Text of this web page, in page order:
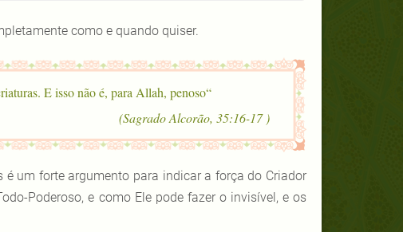
como e quando quiser.
“Se Ele quisesse, far-vos-ia ir e faria chegar novas criaturas. E isso não é, para Allah, penoso”
( Sagrado Alcorão, 35:16-17)
um forte argumento para indicar a força do Criador
Poderoso, e como Ele pode fazer o invisível, e os